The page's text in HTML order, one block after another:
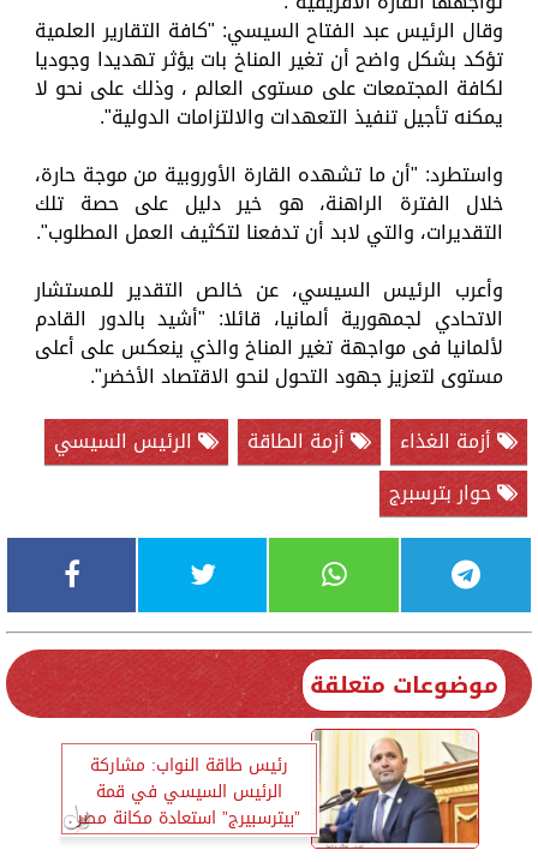
وقال الرئيس عبد الفتاح السيسي: "كافة التقارير العلمية
تؤكد بشكل واضح أن تغير المناخ بات يؤثر تهديدا وجوديا
لكافة المجتمعات على مستوى العالم ، وذلك على نحو لا
يمكنه تأجيل تنفيذ التعهدات والالتزامات الدولية".
واستطرد: "أن ما تشهده القارة الأوروبية من موجة حارة،
خلال الفترة الراهنة، هو خير دليل على حصة تلك
التقديرات، والتي لابد أن تدفعنا لتكثيف العمل المطلوب".
وأعرب الرئيس السيسي، عن خالص التقدير للمستشار
الاتحادي لجمهورية ألمانيا، قائلا: "أشيد بالدور القادم
لألمانيا فى مواجهة تغير المناخ والذي ينعكس على أعلى
مستوى لتعزيز جهود التحول لنحو الاقتصاد الأخضر".
أزمة الغذاء
أزمة الطاقة
الرئيس السيسي
حوار بترسبرج
موضوعات متعلقة
رئيس طاقة النواب: مشاركة
الرئيس السيسي في قمة
”بيترسبيرج” استعادة مكانة مصر
ودورها العالمي